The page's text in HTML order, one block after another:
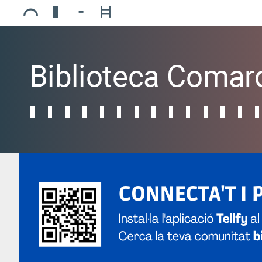
Ajuntament de Mollerussa
Biblioteca Comarcal Jaume Vila
Piscines de Mollerussa